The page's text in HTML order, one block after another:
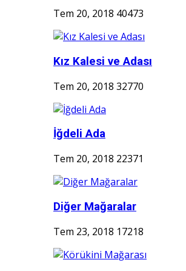
Tem 20, 2018 40473
Kız Kalesi ve Adası
Tem 20, 2018 32770
İğdeli Ada
Tem 20, 2018 22371
Diğer Mağaralar
Tem 23, 2018 17218